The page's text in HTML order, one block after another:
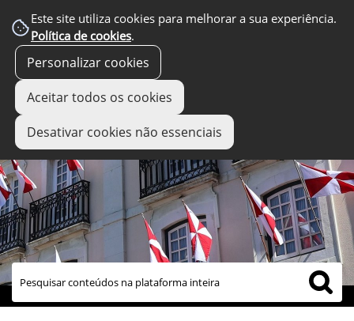
Este site utiliza cookies para melhorar a sua experiência.
Política de cookies.
Personalizar cookies
Aceitar todos os cookies
Desativar cookies não essenciais
links úteis